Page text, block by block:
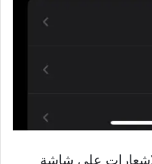
على شاشة